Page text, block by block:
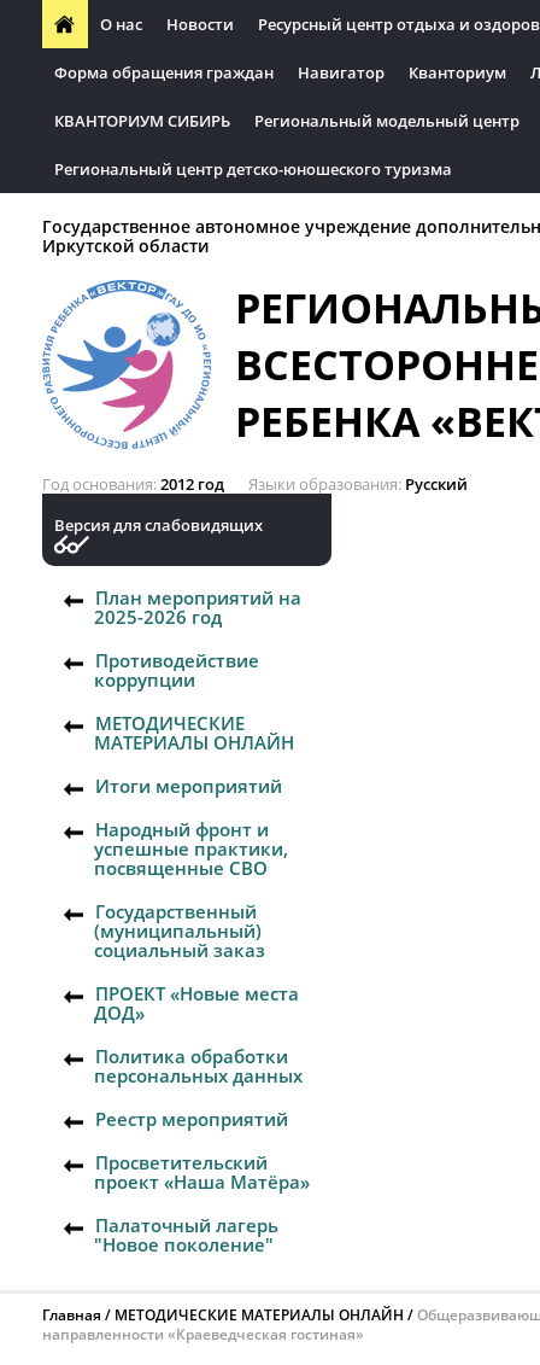
О нас Новости Ресурсный центр отдыха и
Форма обращения граждан Навигатор Кванториум
КВАНТОРИУМ СИБИРЬ Региональный модельный центр
Региональный центр детско-юношеского туризма
Государственное автономное учреждение
Иркутской области
РЕБЕНКА
Год основания 2012 год Языки образования Русский
Версия для слабовидящих
План мероприятий на
2025-2026 год
Противодействие
коррупции
МЕТОДИЧЕСКИЕ
МАТЕРИАЛЫ ОНЛАЙН
Итоги мероприятий
Народный фронт и
успешные практики,
посвященные СВО
Государственный
(муниципальный)
социальный заказ
ПРОЕКТ «Новые места
ДОД»
Политика обработки
персональных данных
Реестр мероприятий
Просветительский
проект «Наша Матёра»
Палаточный лагерь
"Новое поколение"
Главная МЕТОДИЧЕСКИЕ МАТЕРИАЛЫ ОНЛАЙН
направленности «Краеведческая гостиная»